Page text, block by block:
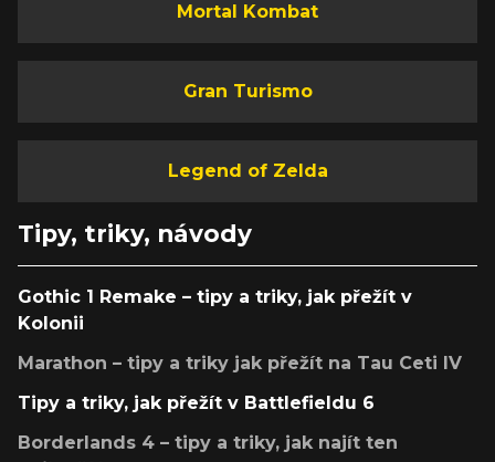
Mortal Kombat
Gran Turismo
Legend of Zelda
Tipy, triky, návody
Gothic 1 Remake – tipy a triky, jak přežít v
Kolonii
Marathon – tipy a triky jak přežít na Tau Ceti IV
Tipy a triky, jak přežít v Battlefieldu 6
Borderlands 4 – tipy a triky, jak najít ten